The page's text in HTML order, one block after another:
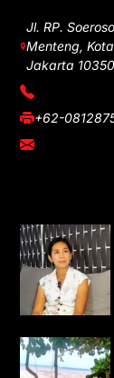
Jl. RP.
Menteng,
Jakarta
(021)
+62-